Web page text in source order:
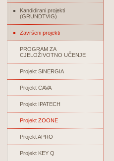
Kandidirani projekti
(GRUNDTVIG)
Završeni projekti
PROGRAM ZA
CJELOŽIVOTNO UČENJE
Projekt SINERGIA
Projekt CAVA
Projekt IPATECH
Projekt ZOONE
Projekt APRO
Projekt KEY Q